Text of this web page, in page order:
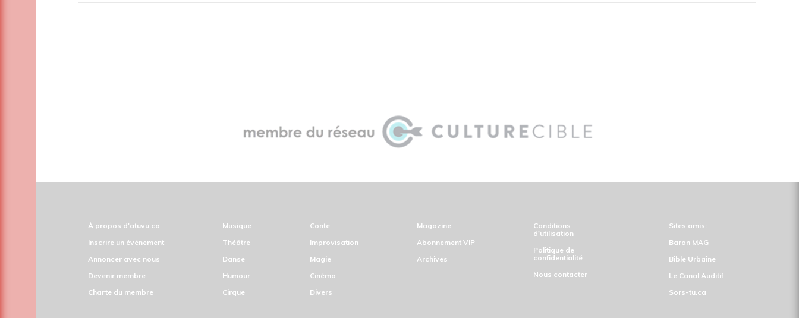
À propos d'atuvu.ca
Inscrire un événement
Annoncer avec nous
Devenir membre
Charte du membre
Musique
Théâtre
Danse
Humour
Cirque
Conte
Improvisation
Magie
Cinéma
Divers
Magazine
Abonnement VIP
Archives
Conditions
d'utilisation
Politique de
confidentialité
Nous contacter
Sites amis:
Baron MAG
Bible Urbaine
Le Canal Auditif
Sors-tu.ca